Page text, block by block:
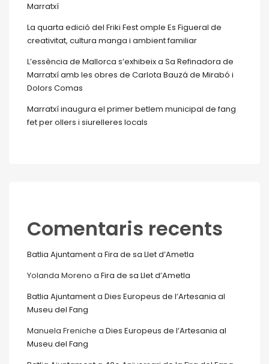
Marratxí
La quarta edició del Friki Fest omple Es Figueral de
creativitat, cultura manga i ambient familiar
L’essència de Mallorca s’exhibeix a Sa Refinadora de
Marratxí amb les obres de Carlota Bauzá de Mirabó i
Dolors Comas
Marratxí inaugura el primer betlem municipal de fang
fet per ollers i siurelleres locals
Comentaris recents
Batlia Ajuntamenta Fira de sa Llet d’Ametla
Yolanda Moreno a Fira de sa Llet d’Ametla
Batlia Ajuntamenta Dies Europeus de l’Artesania al
Museu del Fang
Manuela Freniche a Dies Europeus de l’Artesania al
Museu del Fang